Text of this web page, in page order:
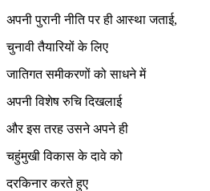
अपनी पुरानी नीति पर ही आस्था जताई,
चुनावी तैयारियों के लिए
जातिगत समीकरणों को साधने में
अपनी विशेष रुचि दिखलाई
और इस तरह उसने अपने ही
चहुंमुखी विकास के दावे को
दरकिनार करते हुए